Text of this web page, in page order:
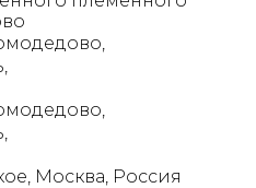
Москва, Россия